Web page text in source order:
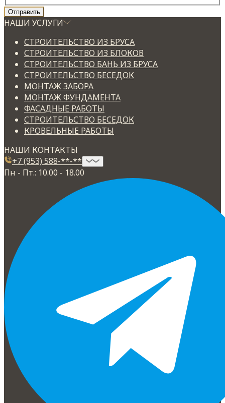
НАШИ УСЛУГИ
СТРОИТЕЛЬСТВО ИЗ БРУСА
СТРОИТЕЛЬСТВО ИЗ БЛОКОВ
СТРОИТЕЛЬСТВО БАНЬ ИЗ БРУСА
СТРОИТЕЛЬСТВО БЕСЕДОК
МОНТАЖ ЗАБОРА
МОНТАЖ ФУНДАМЕНТА
ФАСАДНЫЕ РАБОТЫ
СТРОИТЕЛЬСТВО БЕСЕДОК
КРОВЕЛЬНЫЕ РАБОТЫ
НАШИ КОНТАКТЫ
+7 (953) 588-**-**
Пн - Пт.: 10.00 - 18.00